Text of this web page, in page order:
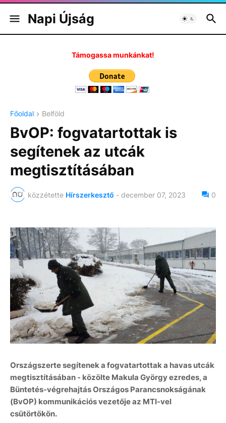
Napi Újság
Támogassa munkánkat!
Főoldal Belföld
BvOP: fogvatartottak is
segítenek az utcák
megtisztításában
közzétette Hírszerkesztő - december 07, 2023 0
Országszerte segítenek a fogvatartottak a havas utcák
megtisztításában - közölte Makula György ezredes, a
Büntetés-végrehajtás Országos Parancsnokságának
(BvOP) kommunikációs vezetője az MTI-vel
csütörtökön.